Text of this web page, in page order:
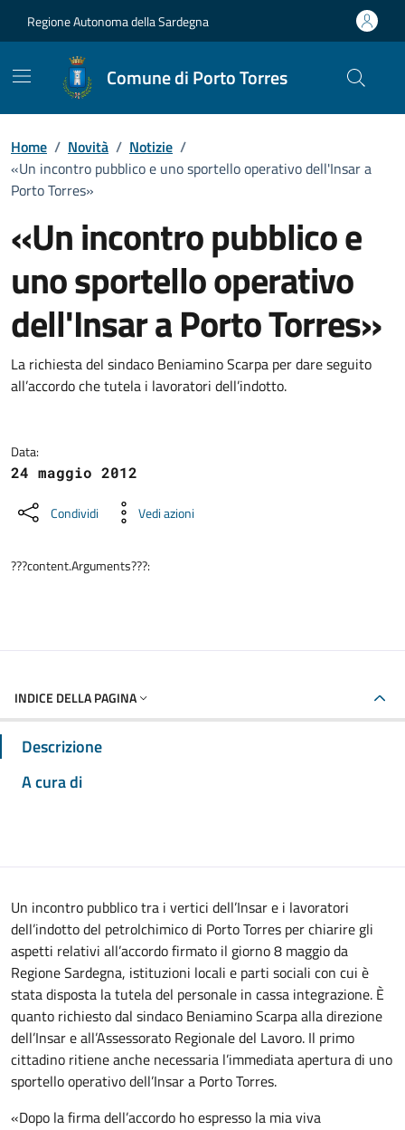
Regione Autonoma della Sardegna
Comune di Porto Torres
Home / Novità / Notizie /
«Un incontro pubblico e uno sportello operativo dell'Insar a
Porto Torres»
«Un incontro pubblico e
uno sportello operativo
dell'Insar a Porto Torres»
Dettagli della notizia
La richiesta del sindaco Beniamino Scarpa per dare seguito
all’accordo che tutela i lavoratori dell’indotto.
Data:
24 maggio 2012
Condividi Vedi azioni
???content.Arguments???:
INDICE DELLA PAGINA
Descrizione
A cura di
Un incontro pubblico tra i vertici dell’Insar e i lavoratori
dell’indotto del petrolchimico di Porto Torres per chiarire gli
aspetti relativi all’accordo firmato il giorno 8 maggio da
Regione Sardegna, istituzioni locali e parti sociali con cui è
stata disposta la tutela del personale in cassa integrazione. È
quanto richiesto dal sindaco Beniamino Scarpa alla direzione
dell’Insar e all’Assessorato Regionale del Lavoro. Il primo
cittadino ritiene anche necessaria l’immediata apertura di uno
sportello operativo dell’Insar a Porto Torres.
«Dopo la firma dell’accordo ho espresso la mia viva